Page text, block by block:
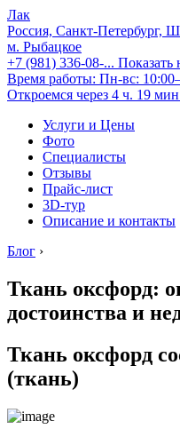
Лак
Россия, Санкт-Петербург,
м. Рыбацкое
+7 (981) 336-08-... Показать
Время работы: Пн-вс:
Откроемся через 4 ч. 19
Услуги и Цены
Фото
Специалисты
Отзывы
Прайс-лист
3D-тур
Описание и контакты
Блог ›
Ткань оксфорд:
достоинства и
Ткань оксфорд
(ткань)